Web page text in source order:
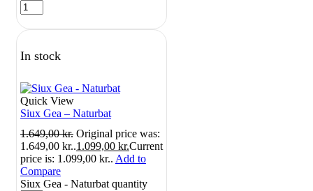
In stock
Quick View
Siux Gea – Naturbat
1.649,00kr. Original price was:
1.649,00 kr..1.099,00 kr.Current
price is: 1.099,00 kr.. Add to
Compare
Siux Gea - Naturbat quantity